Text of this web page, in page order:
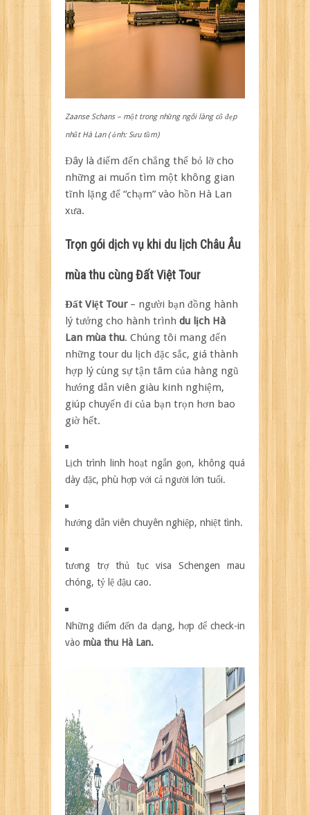
Zaanse Schans – một trong những ngôi làng cổ đẹp
nhất Hà Lan ( ảnh: Sưu tầm)
Đây là điểm đến chẳng thể bỏ lỡ cho
những ai muốn tìm một không gian
tĩnh lặng để “chạm” vào hồn Hà Lan
xưa.
Trọn gói dịch vụ khi du lịch Châu Âu
mùa thu cùng Đất Việt Tour
Đất Việt Tour – người bạn đồng hành
lý tưởng cho hành trình du lịch Hà
Lan mùa thu. Chúng tôi mang đến
những tour du lịch đặc sắc, giá thành
hợp lý cùng sự tận tâm của hàng ngũ
hướng dẫn viên giàu kinh nghiệm,
giúp chuyến đi của bạn trọn hơn bao
giờ hết.
Lịch trình linh hoạt ngắn gọn, không quá
dày đặc, phù hợp với cả người lớn tuổi.
hướng dẫn viên chuyên nghiệp, nhiệt tình.
tương trợ thủ tục visa Schengen mau
chóng, tỷ lệ đậu cao.
Những điểm đến đa dạng, hợp để check-in
vào mùa thu Hà Lan.